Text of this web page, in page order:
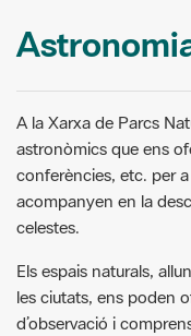
A la Xarxa de Parcs
astronòmics que ens
conferències, etc. per
acompanyen en la
celestes.
Els espais naturals,
les ciutats, ens poden
d’observació i